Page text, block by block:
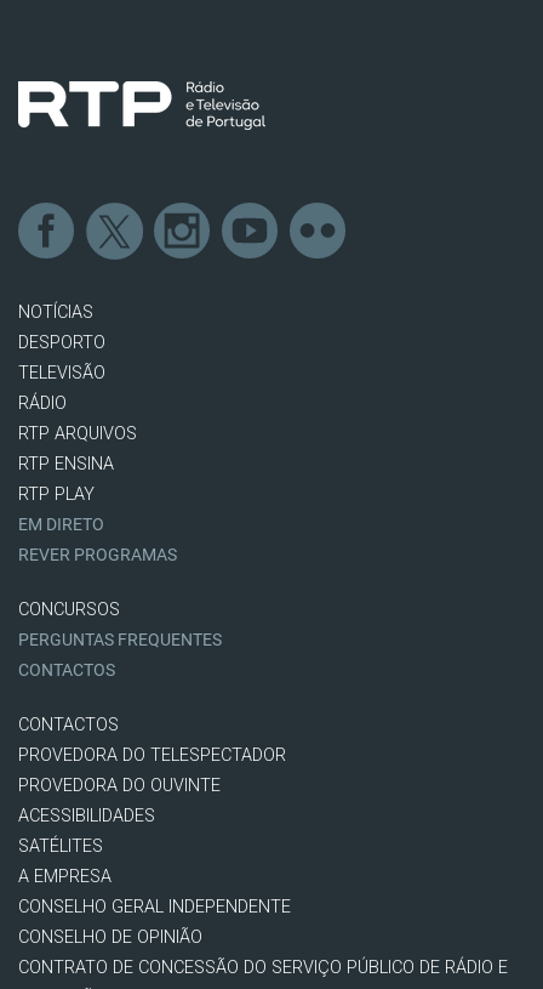
NOTÍCIAS
DESPORTO
TELEVISÃO
RÁDIO
RTP ARQUIVOS
RTP ENSINA
RTP PLAY
EM DIRETO
REVER PROGRAMAS
CONCURSOS
PERGUNTAS FREQUENTES
CONTACTOS
CONTACTOS
PROVEDORA DO TELESPECTADOR
PROVEDORA DO OUVINTE
ACESSIBILIDADES
SATÉLITES
A EMPRESA
CONSELHO GERAL INDEPENDENTE
CONSELHO DE OPINIÃO
CONTRATO DE CONCESSÃO DO SERVIÇO PÚBLICO DE RÁDIO E